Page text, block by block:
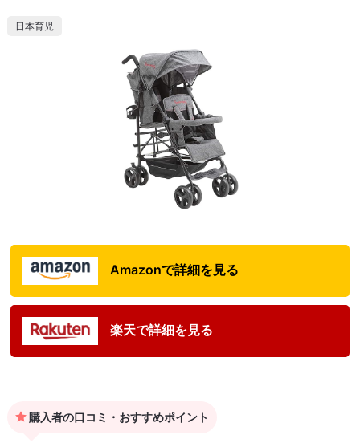
日本育児
Amazonで詳細を見る
楽天で詳細を見る
購入者の口コミ・おすすめポイント